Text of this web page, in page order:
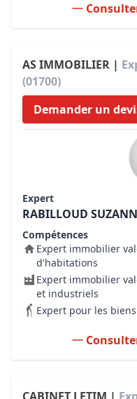
AS IMMOBILIER |
(01700)
Demander un
Expert
RABILLOUD
Compétences
Expert immobilier
d'habitations
Expert immobilier
et industriels
Expert pour les